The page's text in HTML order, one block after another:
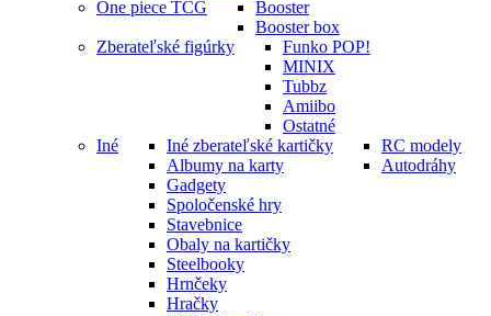
One piece TCG
Booster
Booster box
Zberateľské figúrky
Funko POP!
MINIX
Tubbz
Amiibo
Ostatné
Iné
Iné zberateľské kartičky
Albumy na karty
Gadgety
Spoločenské hry
Stavebnice
Obaly na kartičky
Steelbooky
Hrnčeky
Hračky
RC modely
Autodráhy